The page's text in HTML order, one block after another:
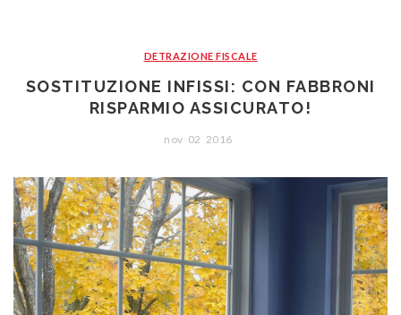
DETRAZIONE FISCALE
SOSTITUZIONE INFISSI: CON FABBRONI
RISPARMIO ASSICURATO!
nov 02 2016